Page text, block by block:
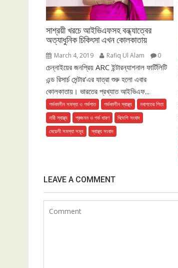
সাশ্রয়ী খরচে আইভিএফসহ বন্ধ্যাত্বের
অত্যাধুনিক চিকিৎসা এখন কোলকাতায়
March 4, 2019 Rafiq Ul Alam 0
চেন্নাইয়ের জনপ্রিয় ARC ইন্টারন্যাশনাল ফার্টিলিটি
এন্ড রিসার্চ সেন্টার’এর যাত্রা শুরু হলো এবার
কোলকাতায়। ভারতের প্রখ্যাত আইভিএফ...
গর্ভকালীন সমস্যা ও গর্ভপাত গর্ভকালীন স্বাস্থ্য
নবাগতের পিতা
নারী স্বাস্থ্য
প্রজনন ও গর্ভ ধারণ
বিদেশি সংবাদ
মেয়েলী সমস্যা সমূহ
স্বাস্থ্য সংবাদ
LEAVE A COMMENT